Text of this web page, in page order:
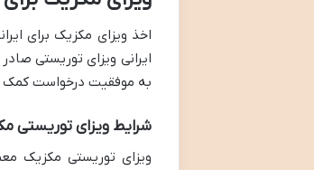
اخذ ویزای مکزیک برای
ایرانی ویزای توریستی
به موفقیت درخواست کمک
شرایط ویزای توریستی